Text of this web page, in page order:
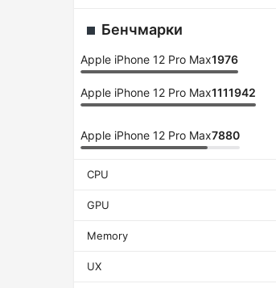
Бенчмарки
Apple iPhone 12 Pro Max1976
Apple iPhone 12 Pro Max1111942
Apple iPhone 12 Pro Max7880
CPU
GPU
Memory
UX